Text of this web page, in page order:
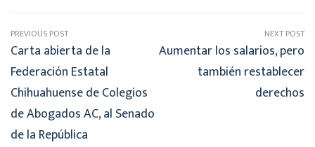
PREVIOUS POST
Carta abierta de la
Federación Estatal
Chihuahuense de Colegios
de Abogados AC, al Senado
de la República
NEXT POST
Aumentar los salarios, pero
también restablecer
derechos